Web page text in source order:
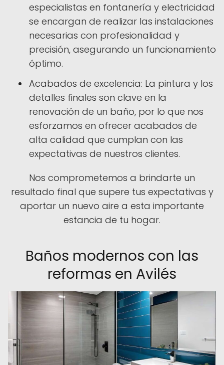
especialistas en fontanería y electricidad
se encargan de realizar las instalaciones
necesarias con profesionalidad y
precisión, asegurando un funcionamiento
óptimo.
Acabados de excelencia: La pintura y los
detalles finales son clave en la
renovación de un baño, por lo que nos
esforzamos en ofrecer acabados de
alta calidad que cumplan con las
expectativas de nuestros clientes.
Nos comprometemos a brindarte un
resultado final que supere tus expectativas y
aportar un nuevo aire a esta importante
estancia de tu hogar.
Baños modernos con las
reformas en Avilés